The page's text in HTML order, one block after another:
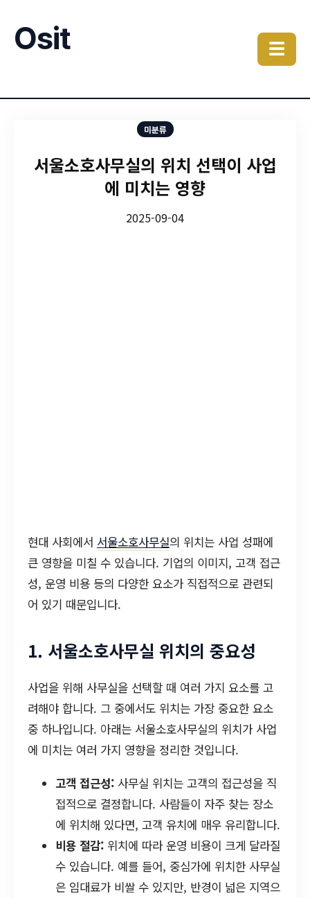
Osit ☰
미분류
서울소호사무실의 위치 선택이 사업
에 미치는 영향
2025-09-04
현대 사회에서 서울소호사무실의 위치는 사업 성패에
큰 영향을 미칠 수 있습니다. 기업의 이미지, 고객 접근
성, 운영 비용 등의 다양한 요소가 직접적으로 관련되
어 있기 때문입니다.
1. 서울소호사무실 위치의 중요성
사업을 위해 사무실을 선택할 때 여러 가지 요소를 고
려해야 합니다. 그 중에서도 위치는 가장 중요한 요소
중 하나입니다. 아래는 서울소호사무실의 위치가 사업
에 미치는 여러 가지 영향을 정리한 것입니다.
고객 접근성: 사무실 위치는 고객의 접근성을 직
접적으로 결정합니다. 사람들이 자주 찾는 장소
에 위치해 있다면, 고객 유치에 매우 유리합니다.
비용 절감: 위치에 따라 운영 비용이 크게 달라질
수 있습니다. 예를 들어, 중심가에 위치한 사무실
은 임대료가 비쌀 수 있지만, 반경이 넓은 지역으